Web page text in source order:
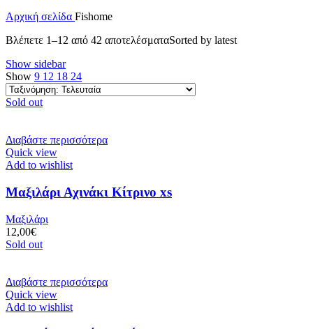
Αρχική σελίδα Fishome
Βλέπετε 1–12 από 42 αποτελέσματαSorted by latest
Show sidebar
Show 9 12 18 24
Sold out
Διαβάστε περισσότερα
Quick view
Add to wishlist
Μαξιλάρι Αχινάκι Κίτρινο xs
Μαξιλάρι
12,00€
Sold out
Διαβάστε περισσότερα
Quick view
Add to wishlist